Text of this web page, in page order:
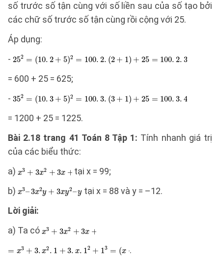
số trước số tận cùng với số liền sau của số tạo bởi
các chữ số trước số tận cùng rồi cộng với 25.
Áp dụng:
-
= 600 + 25 = 625;
-
= 1200 + 25 = 1225.
Bài 2.18 trang 41 Toán 8 Tập 1: Tính nhanh giá trị
của các biểu thức:
a)
tại x = 99;
b)
tại x = 88 và y = –12.
Lời giải:
a) Ta có
.